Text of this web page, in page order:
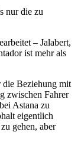
nur die zu
– Jalabert,
ist mehr als
die Beziehung mit
zwischen Fahrer
Astana zu
eigentlich
gehen, aber